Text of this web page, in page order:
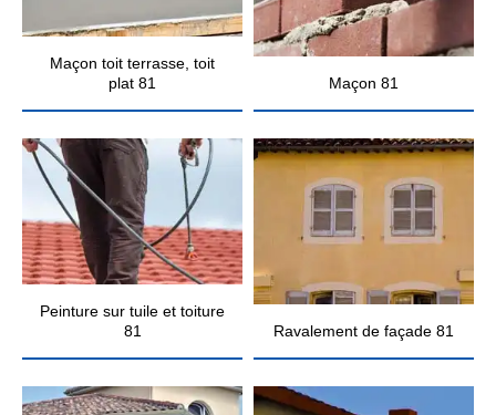
Maçon toit terrasse, toit
plat 81
Maçon 81
Peinture sur tuile et toiture
81
Ravalement de façade 81